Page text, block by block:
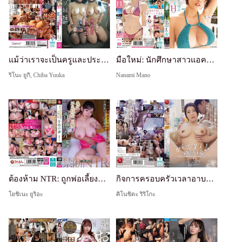
แม้ว่าเราจะเป็นครูและประธานสภานักเรียน แต่เราก็เป็นพี่น้องมาซอคิสต์ที่อยากถูกฝึกให้เป็นโถปัสสาวะเนื้อน้ำอสุจิ Rie Yuki, Yuka Chiba
ริโนะ ยูกิ, Chiba Yuuka
มือใหม่: นักศึกษาสาวแอคทีฟที่มีรอยแทนเหลืออยู่, เดบิวต์ AV เอ็กซ์คลูซีฟ H-Cup มานโน นานามิ!
Nanami Mano
ต้องห้าม NTR: ถูกพ่อเลี้ยงจับได้ว่าชู้สาว... การดูแลที่ผิดศีลธรรม
โยชิเนะ ยูริอะ
กิจการครอบครัวเวลาอาบน้ำ ~ตั้งแต่พี่ชายมาอยู่ด้วย ภรรยาที่ชอบอาบน้ำของฉันก็ใช้เวลาอาบน้ำนานขึ้น...~ รีริโกะ คิโนชิตะ
คิโนชิตะ ริริโกะ